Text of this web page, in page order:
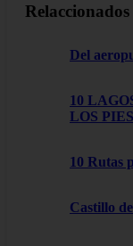
Relaccionados
Del
10
LOS
10 Rutas
Castillo